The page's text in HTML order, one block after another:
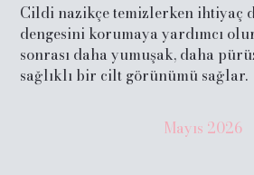
Cildi nazikçe temizlerken ihtiyaç
dengesini korumaya yardımcı
sonrası daha yumuşak, daha
sağlıklı bir cilt görünümü sağlar.
Mayıs 2026